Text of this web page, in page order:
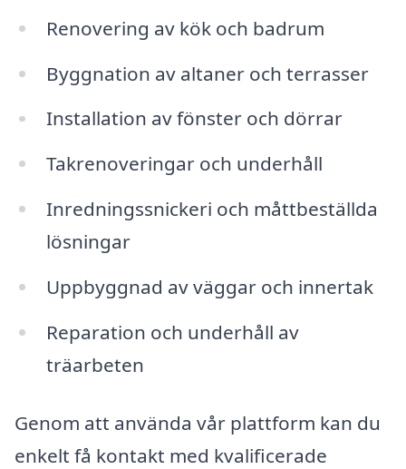
Renovering av kök och badrum
Byggnation av altaner och terrasser
Installation av fönster och dörrar
Takrenoveringar och underhåll
Inredningssnickeri och måttbeställda
lösningar
Uppbyggnad av väggar och innertak
Reparation och underhåll av
träarbeten
Genom att använda vår plattform kan du
enkelt få kontakt med kvalificerade